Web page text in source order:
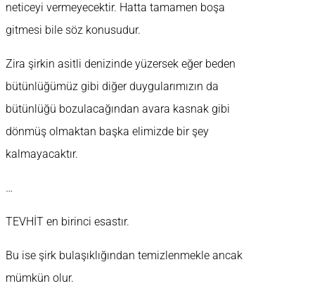
neticeyi vermeyecektir. Hatta tamamen boşa
gitmesi bile söz konusudur.
Zira şirkin asitli denizinde yüzersek eğer beden
bütünlüğümüz gibi diğer duygularımızın da
bütünlüğü bozulacağından avara kasnak gibi
dönmüş olmaktan başka elimizde bir şey
kalmayacaktır.
…
TEVHİT en birinci esastır.
Bu ise şirk bulaşıklığından temizlenmekle ancak
mümkün olur.